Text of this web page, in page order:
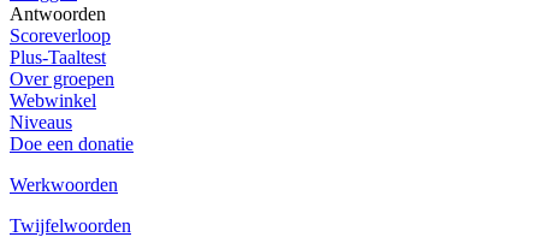
Antwoorden
Scoreverloop
Plus-Taaltest
Over groepen
Webwinkel
Niveaus
Doe een donatie
Werkwoorden
Twijfelwoorden